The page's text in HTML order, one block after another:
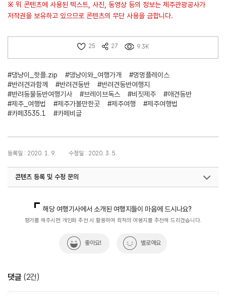
※ 위 콘텐츠에 사용된 텍스트, 사진, 동영상 등의 정보는 제주관광공사가
저작권을 보유하고 있으므로 콘텐츠의 무단 사용을 금합니다.
25 27 9.3K
#댕냥이_핫플.zip #댕냥이와_여행가개
#멍멍플레이스
#반려견과함께
#반려견동반
#반려견동반여행지
#반려동물동반여행기사
#브레이브독스 #비짓제주
#애견동반
#제주_여행법
#제주가볼만한곳 #제주여행
#제주여행법
#카페3535.1
#카페비글
등록일 : 2020. 1. 9. 수정일 : 2020. 3. 5.
콘텐츠 등록 및 수정 문의
해당 여행기사에서 소개된 여행지들이 마음에 드시나요?
평가를 해주시면 개인화 추천 시 활용하여 최적의 여행지를 추천해 드리겠습니다.
좋아요! 별로예요
댓글 (2건)